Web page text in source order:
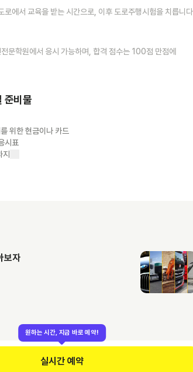
로에서 교육을 받는 시간으로, 이후 도로주행시험을 치릅니
문학원에서 응시 가능하며, 합격 점수는 100점 만점에
준비물
위한 현금이나 카드
시표
보자
원하는 시간, 지금 바로 예약!
실시간 예약